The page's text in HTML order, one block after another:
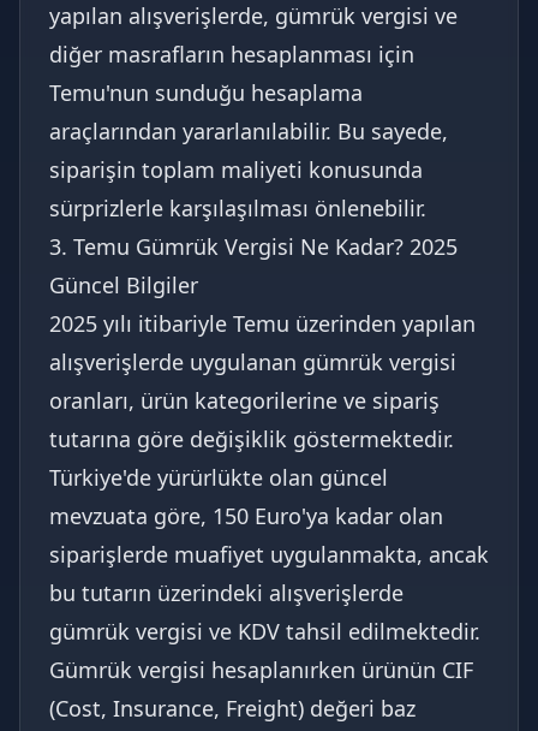
yapılan alışverişlerde, gümrük vergisi ve
diğer masrafların hesaplanması için
Temu'nun sunduğu hesaplama
araçlarından yararlanılabilir. Bu sayede,
siparişin toplam maliyeti konusunda
sürprizlerle karşılaşılması önlenebilir.
3. Temu Gümrük Vergisi Ne Kadar? 2025
Güncel Bilgiler
2025 yılı itibariyle Temu üzerinden yapılan
alışverişlerde uygulanan gümrük vergisi
oranları, ürün kategorilerine ve sipariş
tutarına göre değişiklik göstermektedir.
Türkiye'de yürürlükte olan güncel
mevzuata göre, 150 Euro'ya kadar olan
siparişlerde muafiyet uygulanmakta, ancak
bu tutarın üzerindeki alışverişlerde
gümrük vergisi ve KDV tahsil edilmektedir.
Gümrük vergisi hesaplanırken ürünün CIF
(Cost, Insurance, Freight) değeri baz